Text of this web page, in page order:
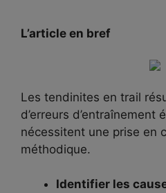
L’article en bref
Les tendinites en trail
d’erreurs d’entraînement
nécessitent une prise en
méthodique.
Identifier les